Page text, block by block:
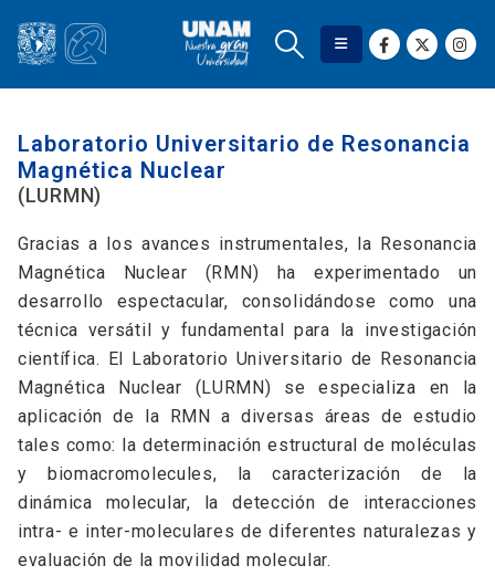
Laboratorio Universitario de Resonancia
Magnética Nuclear
(LURMN)
Gracias a los avances instrumentales, la Resonancia
Magnética Nuclear (RMN) ha experimentado un
desarrollo espectacular, consolidándose como una
técnica versátil y fundamental para la investigación
científica. El Laboratorio Universitario de Resonancia
Magnética Nuclear (LURMN) se especializa en la
aplicación de la RMN a diversas áreas de estudio
tales como: la determinación estructural de moléculas
y biomacromolecules, la caracterización de la
dinámica molecular, la detección de interacciones
intra- e inter-moleculares de diferentes naturalezas y
evaluación de la movilidad molecular.